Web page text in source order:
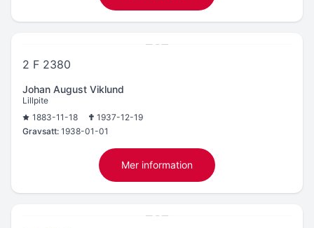
2 F 2380
Johan August Viklund
Lillpite
1883-11-18
1937-12-19
Gravsatt: 1938-01-01
Mer information